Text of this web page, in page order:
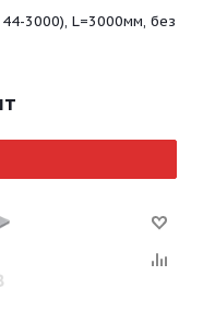
3000), L=3000мм, без